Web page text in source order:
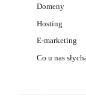
Domeny
Hosting
E-marketing
Co u nas